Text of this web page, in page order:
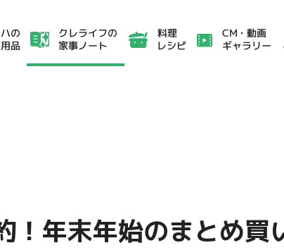
の
品
クレライフの
家事ノート
料理
レシピ
CM・動画
ギャラリー
！年末年始のまとめ買